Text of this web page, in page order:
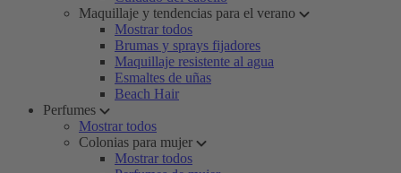
Maquillaje y tendencias para el verano
Mostrar todos
Brumas y sprays fijadores
Maquillaje resistente al agua
Esmaltes de uñas
Beach Hair
Perfumes
Mostrar todos
Colonias para mujer
Mostrar todos